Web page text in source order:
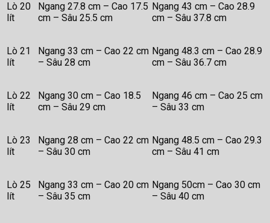
Lò 20
lít
Ngang 27.8 cm – Cao 17.5
cm – Sâu 25.5 cm
Ngang 43 cm – Cao 28.9
cm – Sâu 37.8 cm
Lò 21
lít
Ngang 33 cm – Cao 22 cm
– Sâu 28 cm
Ngang 48.3 cm – Cao 28.9
cm – Sâu 36.7 cm
Lò 22
lít
Ngang 30 cm – Cao 18.5
cm – Sâu 29 cm
Ngang 46 cm – Cao 25 cm
– Sâu 33 cm
Lò 23
lít
Ngang 28 cm – Cao 22 cm
– Sâu 30 cm
Ngang 48.5 cm – Cao 29.3
cm – Sâu 41 cm
Lò 25
lít
Ngang 33 cm – Cao 20 cm
– Sâu 35 cm
Ngang 50cm – Cao 30 cm
– Sâu 40 cm